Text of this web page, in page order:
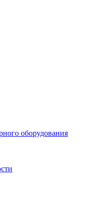
оборудования